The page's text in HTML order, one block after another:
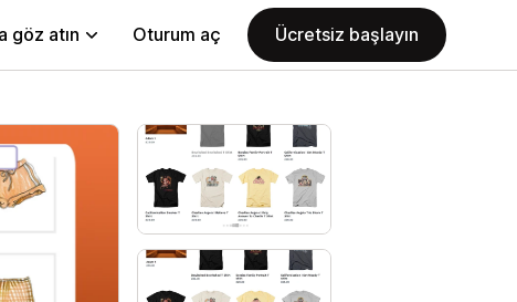
göz atın Oturum aç Ücretsiz başlayın